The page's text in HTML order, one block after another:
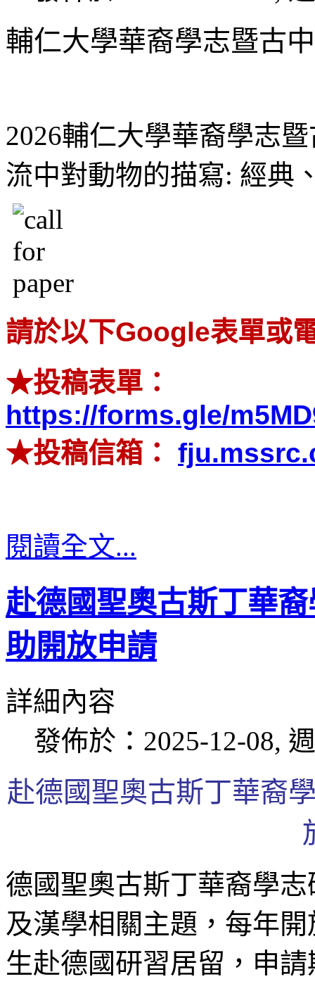
輔仁大學華裔學志暨古
2026輔仁大學華裔學志
流中對動物的描寫: 經典
請於以下Google表單或
★投稿表單：
https://forms.gle/
★投稿信箱：
閱讀全文...
赴德國聖奧古斯丁華
助開放申請
詳細內容
發佈於：2025-12-08,
赴德國聖奧古斯丁華裔
德國聖奧古斯丁華裔學
及漢學相關主題，每年
生赴德國研習居留，申請